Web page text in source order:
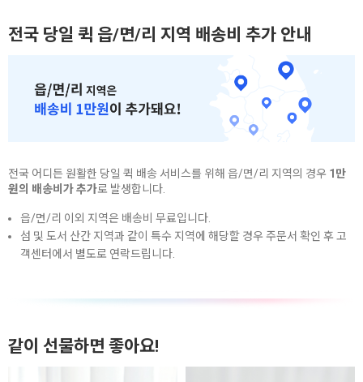
전국 당일 퀵 읍/면/리 지역 배송비 추가 안내
전국 어디든 원활한 당일 퀵 배송 서비스를 위해 읍/면/리 지역의 경우 1만
원의 배송비가 추가로 발생합니다.
읍/면/리 이외 지역은 배송비 무료입니다.
섬 및 도서 산간 지역과 같이 특수 지역에 해당할 경우 주문서 확인 후 고
객센터에서 별도로 연락드립니다.
같이 선물하면 좋아요!